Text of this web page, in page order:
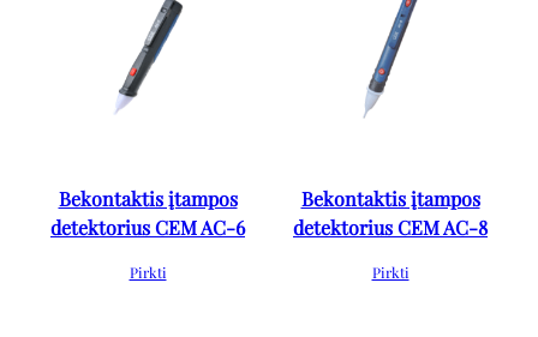
Bekontaktis įtampos
detektorius CEM AC-6
Pirkti
Bekontaktis įtampos
detektorius CEM AC-8
Pirkti